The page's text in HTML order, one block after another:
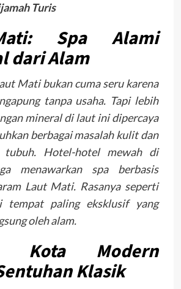
Turis
Spa Alami
dari Alam
Mati bukan cuma seru karena
tanpa usaha. Tapi lebih
mineral di laut ini dipercaya
berbagai masalah kulit dan
tubuh. Hotel-hotel mewah di
menawarkan spa berbasis
Laut Mati. Rasanya seperti
tempat paling eksklusif yang
oleh alam.
Kota Modern
Klasik